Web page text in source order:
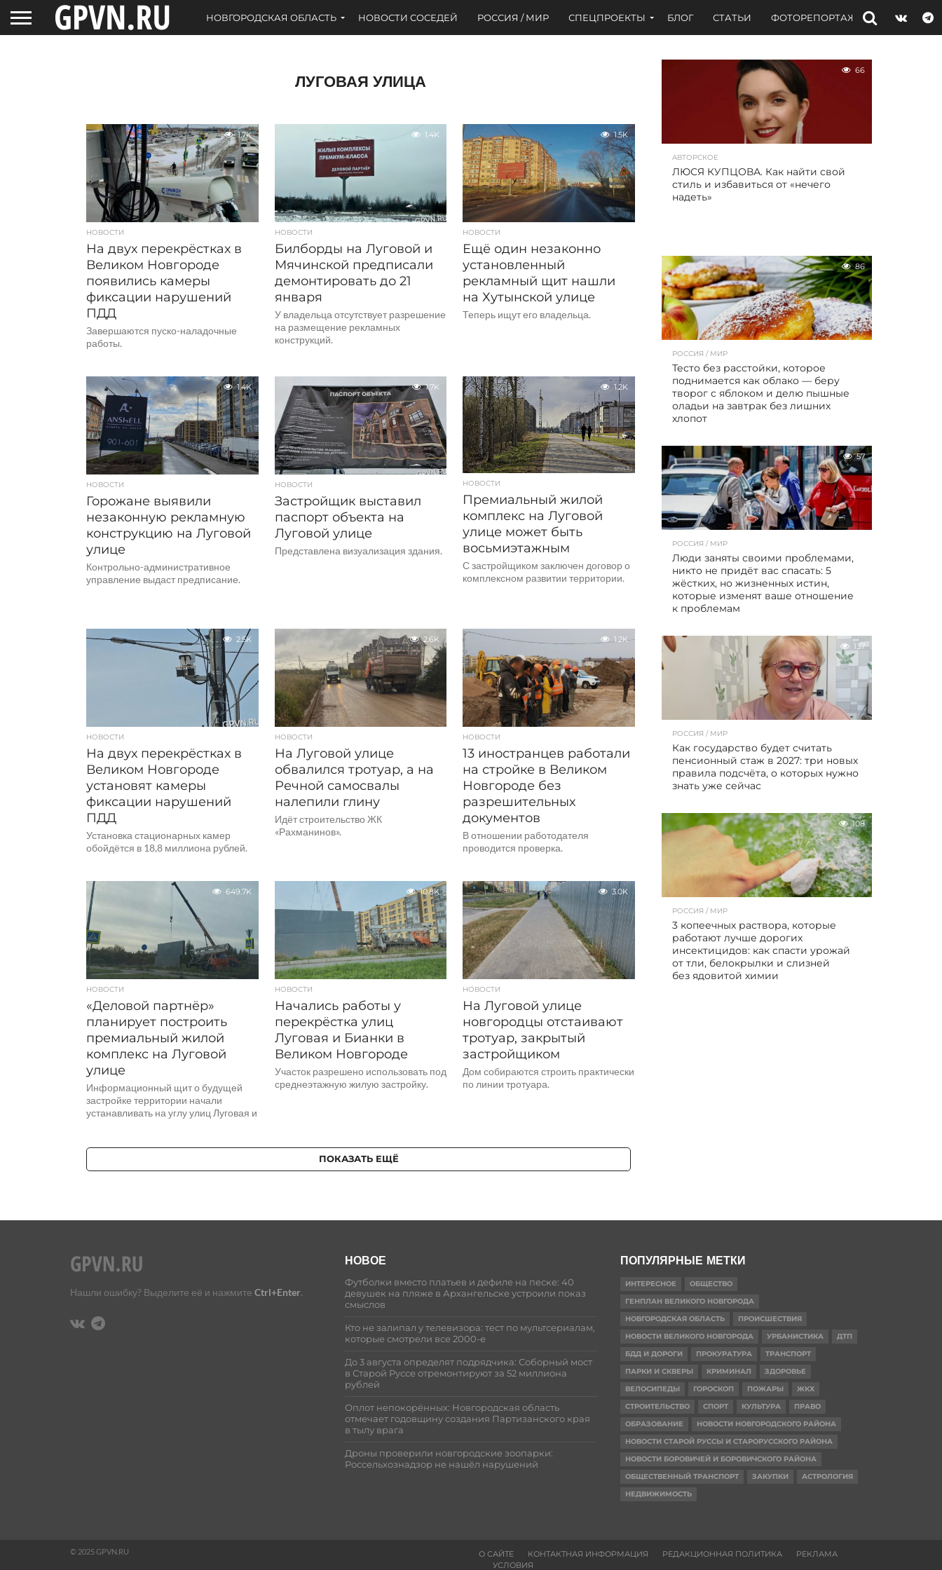
НОВГОРОДСКАЯ ОБЛАСТЬ НОВОСТИ СОСЕДЕЙ РОССИЯ / МИР СПЕЦПРОЕКТЫ БЛОГ СТАТЬИ ФОТОРЕПОРТАЖИ ИНТЕРВЬЮ
ЛУГОВАЯ УЛИЦА
1.7K
НОВОСТИ
На двух перекрёстках в
Великом Новгороде
появились камеры
фиксации нарушений
ПДД
Завершаются пуско-наладочные
работы.
1.4K
НОВОСТИ
Билборды на Луговой и
Мячинской предписали
демонтировать до 21
января
У владельца отсутствует разрешение
на размещение рекламных
конструкций.
1.5K
НОВОСТИ
Ещё один незаконно
установленный
рекламный щит нашли
на Хутынской улице
Теперь ищут его владельца.
1.4K
НОВОСТИ
Горожане выявили
незаконную рекламную
конструкцию на Луговой
улице
Контрольно-административное
управление выдаст предписание.
1.7K
НОВОСТИ
Застройщик выставил
паспорт объекта на
Луговой улице
Представлена визуализация здания.
1.2K
НОВОСТИ
Премиальный жилой
комплекс на Луговой
улице может быть
восьмиэтажным
С застройщиком заключен договор о
комплексном развитии территории.
2.5K
НОВОСТИ
На двух перекрёстках в
Великом Новгороде
установят камеры
фиксации нарушений
ПДД
Установка стационарных камер
обойдётся в 18,8 миллиона рублей.
2.6K
НОВОСТИ
На Луговой улице
обвалился тротуар, а на
Речной самосвалы
налепили глину
Идёт строительство ЖК
«Рахманинов».
1.2K
НОВОСТИ
13 иностранцев работали
на стройке в Великом
Новгороде без
разрешительных
документов
В отношении работодателя
проводится проверка.
649.7K
НОВОСТИ
«Деловой партнёр»
планирует построить
премиальный жилой
комплекс на Луговой
улице
Информационный щит о будущей
застройке территории начали
устанавливать на углу улиц Луговая и
10.8K
НОВОСТИ
Начались работы у
перекрёстка улиц
Луговая и Бианки в
Великом Новгороде
Участок разрешено использовать под
среднеэтажную жилую застройку.
3.0K
НОВОСТИ
На Луговой улице
новгородцы отстаивают
тротуар, закрытый
застройщиком
Дом собираются строить практически
по линии тротуара.
ПОКАЗАТЬ ЕЩЁ
66
АВТОРСКОЕ
ЛЮСЯ КУПЦОВА. Как найти свой
стиль и избавиться от «нечего
надеть»
86
РОССИЯ / МИР
Тесто без расстойки, которое
поднимается как облако — беру
творог с яблоком и делю пышные
оладьи на завтрак без лишних
хлопот
57
РОССИЯ / МИР
Люди заняты своими проблемами,
никто не придёт вас спасать: 5
жёстких, но жизненных истин,
которые изменят ваше отношение
к проблемам
137
РОССИЯ / МИР
Как государство будет считать
пенсионный стаж в 2027: три новых
правила подсчёта, о которых нужно
знать уже сейчас
108
РОССИЯ / МИР
3 копеечных раствора, которые
работают лучше дорогих
инсектицидов: как спасти урожай
от тли, белокрылки и слизней
без ядовитой химии
Нашли ошибку? Выделите её и нажмите Ctrl+Enter.
НОВОЕ
Футболки вместо платьев и дефиле на песке: 40
девушек на пляже в Архангельске устроили показ
смыслов
Кто не залипал у телевизора: тест по мультсериалам,
которые смотрели все 2000-е
До 3 августа определят подрядчика: Соборный мост
в Старой Руссе отремонтируют за 52 миллиона
рублей
Оплот непокорённых: Новгородская область
отмечает годовщину создания Партизанского края
в тылу врага
Дроны проверили новгородские зоопарки:
Россельхознадзор не нашёл нарушений
ПОПУЛЯРНЫЕ МЕТКИ
ИНТЕРЕСНОЕ
ОБЩЕСТВО
ГЕНПЛАН ВЕЛИКОГО НОВГОРОДА
НОВГОРОДСКАЯ ОБЛАСТЬ
ПРОИСШЕСТВИЯ
НОВОСТИ ВЕЛИКОГО НОВГОРОДА
УРБАНИСТИКА
ДТП
БДД И ДОРОГИ
ПРОКУРАТУРА
ТРАНСПОРТ
ПАРКИ И СКВЕРЫ
КРИМИНАЛ
ЗДОРОВЬЕ
ВЕЛОСИПЕДЫ
ГОРОСКОП ПОЖАРЫ
ЖКХ
СТРОИТЕЛЬСТВО
СПОРТ КУЛЬТУРА
ПРАВО
ОБРАЗОВАНИЕ
НОВОСТИ НОВГОРОДСКОГО РАЙОНА
НОВОСТИ СТАРОЙ РУССЫ И СТАРОРУССКОГО РАЙОНА
НОВОСТИ БОРОВИЧЕЙ И БОРОВИЧСКОГО РАЙОНА
ОБЩЕСТВЕННЫЙ ТРАНСПОРТ
ЗАКУПКИ
АСТРОЛОГИЯ
НЕДВИЖИМОСТЬ
О САЙТЕ КОНТАКТНАЯ ИНФОРМАЦИЯ РЕДАКЦИОННАЯ ПОЛИТИКА
РЕКЛАМА
УСЛОВИЯ
© 2025 GPVN.RU